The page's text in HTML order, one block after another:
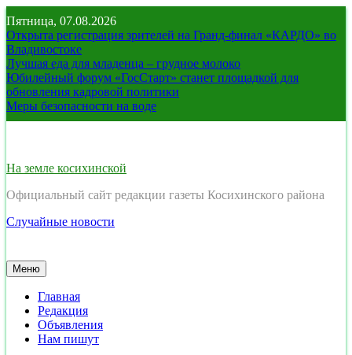
Перейти
к
содержимому
Пятница, 07.08.2026
Открыта регистрация зрителей на Гранд-финал «КАРДО» во
Владивостоке
Лучшая еда для младенца – грудное молоко
Юбилейный форум «ГосСтарт» станет площадкой для
обновления кадровой политики
Меры безопасности на воде
На земле косихинской
Официальный сайт редакции газеты Косихинского района
Случайные новости
Меню
Главная
Редакция
Объявления
Нам пишут